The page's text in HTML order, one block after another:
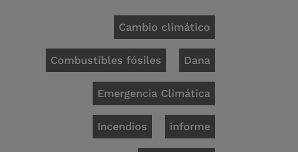
Cambio climático
Combustibles fósiles Dana
Emergencia Climática
Incendios informe